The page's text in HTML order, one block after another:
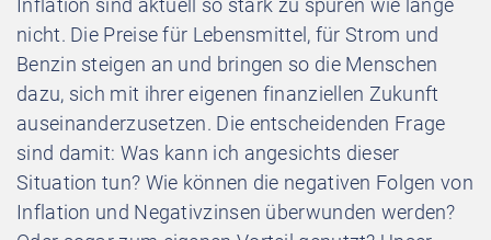
Inflation sind aktuell so stark zu spüren wie lange
nicht. Die Preise für Lebensmittel, für Strom und
Benzin steigen an und bringen so die Menschen
dazu, sich mit ihrer eigenen finanziellen Zukunft
auseinanderzusetzen. Die entscheidenden Frage
sind damit: Was kann ich angesichts dieser
Situation tun? Wie können die negativen Folgen von
Inflation und Negativzinsen überwunden werden?